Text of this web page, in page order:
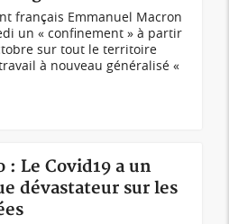
français Emmanuel Macron
un « confinement » à partir
sur tout le territoire
à nouveau généralisé «
: Le Covid19 a un
dévastateur sur les